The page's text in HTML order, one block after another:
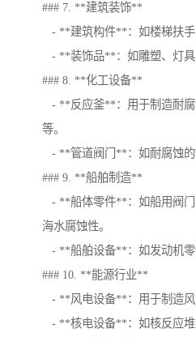
### 7. **建筑装饰**
- **建筑构件**：如楼梯扶手
- **装饰品**：如雕塑、灯具
### 8. **化工设备**
- **反应釜**：用于制造耐
等。
- **管道阀门**：如耐腐蚀的
### 9. **船舶制造**
- **船体零件**：如船用阀
海水腐蚀性。
- **船舶设备**：如发动机零
### 10. **能源行业**
- **风电设备**：用于制造风
- **核电设备**：如核反应堆